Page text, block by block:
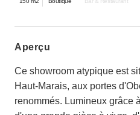
aperçu
Ce showroom atypique est
Haut-Marais, aux portes
renommés. Lumineux grâce